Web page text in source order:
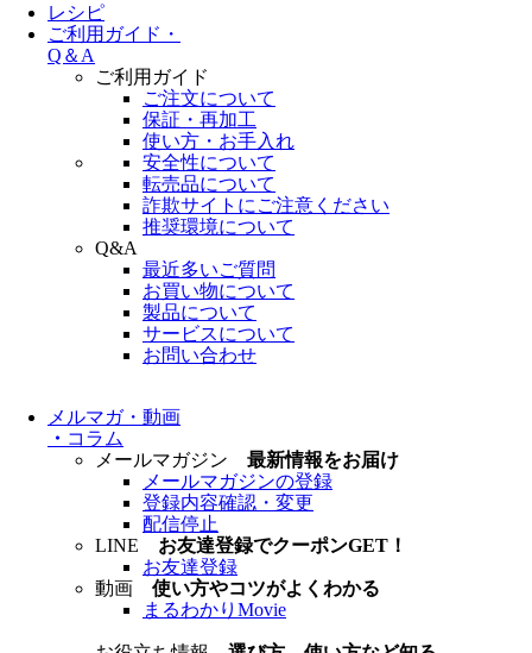
レシピ
ご利用ガイド・
Q＆A
ご利用ガイド
ご注文について
保証・再加工
使い方・お手入れ
安全性について
転売品について
詐欺サイトにご注意ください
推奨環境について
Q&A
最近多いご質問
お買い物について
製品について
サービスについて
お問い合わせ
メルマガ・動画
・ コラム
メールマガジン 最新情報をお届け
メールマガジンの登録
登録内容確認・変更
配信停止
LINE お友達登録でクーポンGET！
お友達登録
動画 使い方やコツがよくわかる
まるわかりMovie